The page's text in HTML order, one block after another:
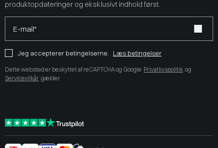
produktopdateringer og eksklusivt indhold først.
E-mail*
Jeg accepterer betingelserne. Læs betingelser
Dette websted er beskyttet af reCAPTCHA og Google Privatlivspolitik og
Servicevilkår gælder.